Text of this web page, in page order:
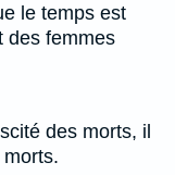
le temps est
des femmes
des morts, il